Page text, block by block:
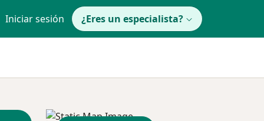
Iniciar sesión ¿Eres un especialista?